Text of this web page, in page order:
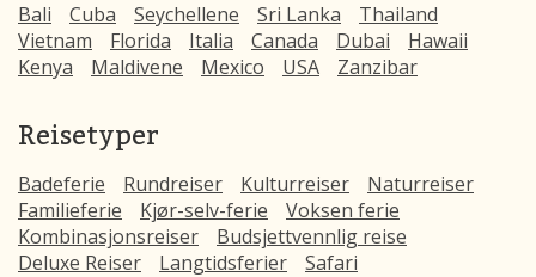
Bali Cuba Seychellene Sri Lanka
Thailand
Vietnam
Florida Italia Canada Dubai
Hawaii
Kenya
Maldivene Mexico USA Zanzibar
Reisetyper
Badeferie Rundreiser Kulturreiser
Naturreiser
Familieferie
Kjør-selv-ferie
Voksen ferie
Kombinasjonsreiser
Budsjettvennlig reise
Deluxe Reiser
Langtidsferier Safari